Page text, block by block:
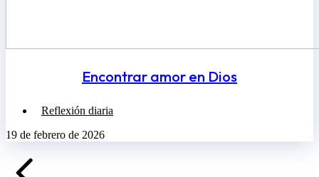
Encontrar amor en Dios
Reflexión diaria
19 de febrero de 2026